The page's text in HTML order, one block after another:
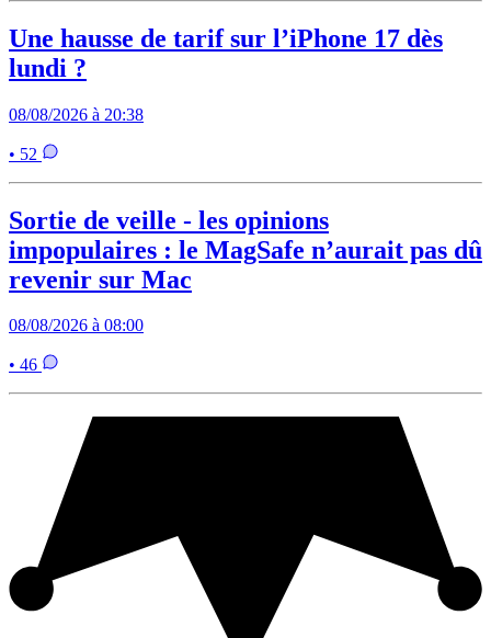
Une hausse de tarif sur l’iPhone 17 dès
lundi ?
08/08/2026 à 20:38
• 52
Sortie de veille - les opinions
impopulaires : le MagSafe n’aurait pas dû
revenir sur Mac
08/08/2026 à 08:00
• 46